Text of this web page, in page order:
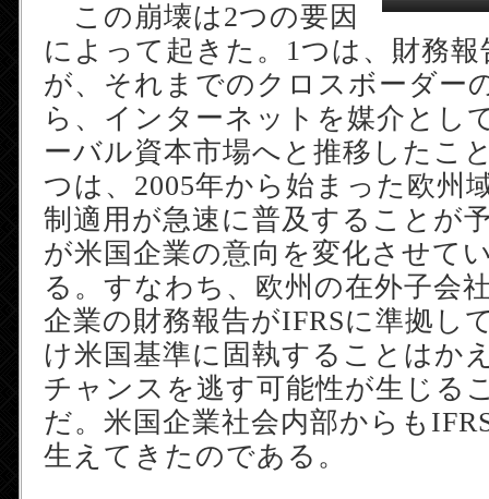
この崩壊は2つの要因
によって起きた。1つは、財務
が、それまでのクロスボーダー
ら、インターネットを媒介とし
ーバル資本市場へと推移したこ
つは、2005年から始まった欧州
制適用が急速に普及することが
が米国企業の意向を変化させて
る。すなわち、欧州の在外子会
企業の財務報告がIFRSに準拠し
け米国基準に固執することはか
チャンスを逃す可能性が生じる
だ。米国企業社会内部からも
生えてきたのである。